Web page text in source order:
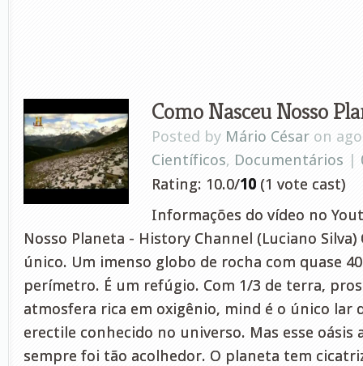
Como Nasceu Nosso
Posted by Mário César on
Científicos, Documentários |
Rating: 10.0/10 (1 vote cast)
Informações do vídeo no
Nosso Planeta - History Channel (Luciano Silva)
único. Um imenso globo de rocha com quase
perímetro. É um refúgio. Com 1/3 de terra,
atmosfera rica em oxigênio, mind é o único lar
erectile conhecido no universo. Mas esse oásis
sempre foi tão acolhedor. O planeta tem